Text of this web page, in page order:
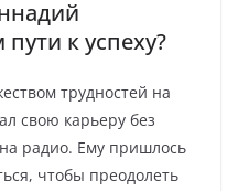
к успеху?
трудностей на
свою карьеру без
радио. Ему пришлось
чтобы преодолеть